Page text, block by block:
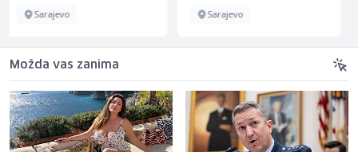
Sarajevo Sarajevo
Možda vas zanima